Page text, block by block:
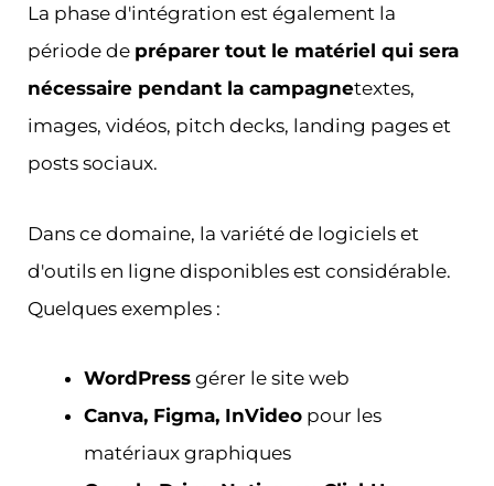
La phase d'intégration est également la
période de préparer tout le matériel qui sera
nécessaire pendant la campagnetextes,
images, vidéos, pitch decks, landing pages et
posts sociaux.
Dans ce domaine, la variété de logiciels et
d'outils en ligne disponibles est considérable.
Quelques exemples :
WordPress gérer le site web
Canva, Figma, InVideo pour les
matériaux graphiques